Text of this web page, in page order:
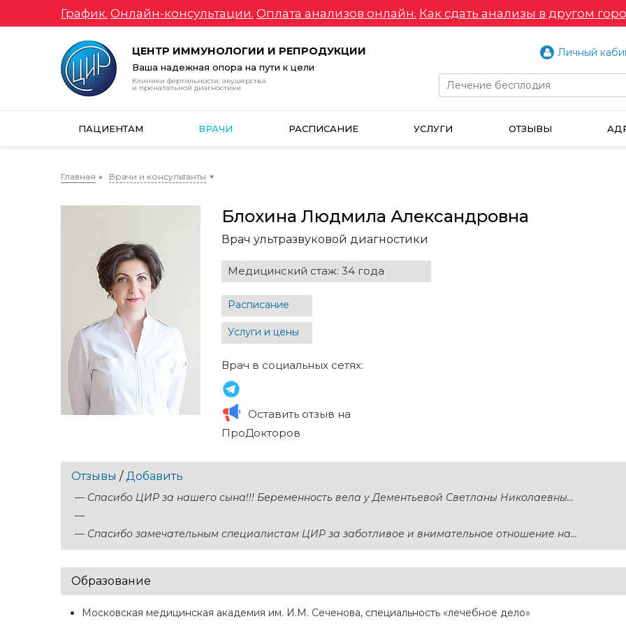
График. Онлайн-консультации. Оплата анализов онлайн. Как сдать анализы в другом
ЦЕНТР ИММУНОЛОГИИ И РЕПРОДУКЦИИ
Ваша надежная опора на пути к цели
Клиники фертильности, акушерства
и пренатальной диагностики
Личный
ПАЦИЕНТАМ ВРАЧИ РАСПИСАНИЕ УСЛУГИ ОТЗЫВЫ
Главная Врачи и консультанты
Блохина Людмила Александровна
Врач ультразвуковой диагностики
Медицинский стаж: 34 года
Расписание
Услуги и цены
Врач в социальных сетях:
Оставить отзыв на
ПроДокторов
Отзывы /Добавить
— Спасибо ЦИР за нашего сына!!! Беременность вела у Дементьевой Светланы Николаевны...
—
— Спасибо замечательным специалистам ЦИР за заботливое и внимательное отношение на...
Образование
Московская медицинская академия им. И.М. Сеченова, специальность «лечебное дело»